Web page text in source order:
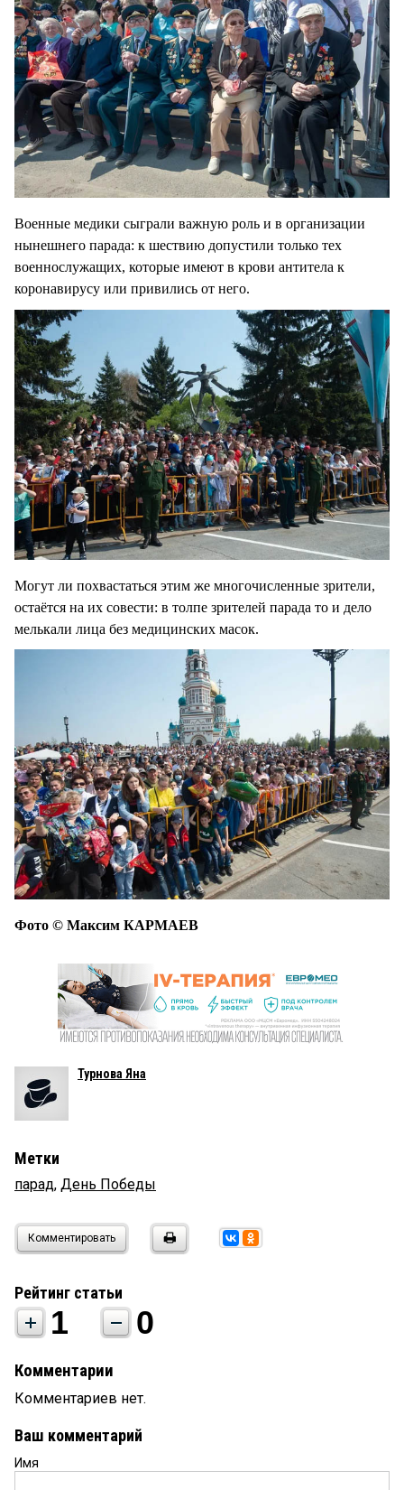
Военные медики сыграли важную роль и в организации
нынешнего парада: к шествию допустили только тех
военнослужащих, которые имеют в крови антитела к
коронавирусу или привились от него.
Могут ли похвастаться этим же многочисленные зрители,
остаётся на их совести: в толпе зрителей парада то и дело
мелькали лица без медицинских масок.
Фото © Максим КАРМАЕВ
Турнова Яна
Метки
парад, День Победы
Комментировать
Рейтинг статьи
1 0
Комментарии
Комментариев нет.
Ваш комментарий
Имя